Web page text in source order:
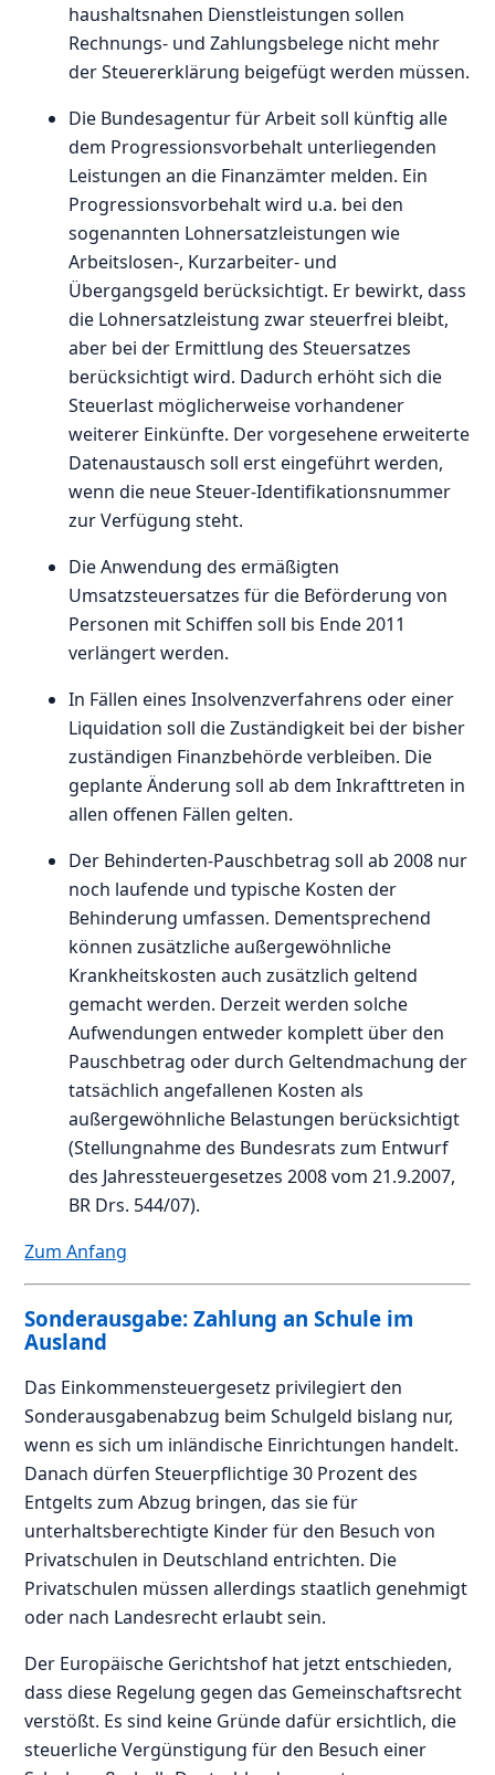
haushaltsnahen Dienstleistungen sollen
Rechnungs- und Zahlungsbelege nicht mehr
der Steuererklärung beigefügt werden müssen.
Die Bundesagentur für Arbeit soll künftig alle
dem Progressionsvorbehalt unterliegenden
Leistungen an die Finanzämter melden. Ein
Progressionsvorbehalt wird u.a. bei den
sogenannten Lohnersatzleistungen wie
Arbeitslosen-, Kurzarbeiter- und
Übergangsgeld berücksichtigt. Er bewirkt, dass
die Lohnersatzleistung zwar steuerfrei bleibt,
aber bei der Ermittlung des Steuersatzes
berücksichtigt wird. Dadurch erhöht sich die
Steuerlast möglicherweise vorhandener
weiterer Einkünfte. Der vorgesehene erweiterte
Datenaustausch soll erst eingeführt werden,
wenn die neue Steuer-Identifikationsnummer
zur Verfügung steht.
Die Anwendung des ermäßigten
Umsatzsteuersatzes für die Beförderung von
Personen mit Schiffen soll bis Ende 2011
verlängert werden.
In Fällen eines Insolvenzverfahrens oder einer
Liquidation soll die Zuständigkeit bei der bisher
zuständigen Finanzbehörde verbleiben. Die
geplante Änderung soll ab dem Inkrafttreten in
allen offenen Fällen gelten.
Der Behinderten-Pauschbetrag soll ab 2008 nur
noch laufende und typische Kosten der
Behinderung umfassen. Dementsprechend
können zusätzliche außergewöhnliche
Krankheitskosten auch zusätzlich geltend
gemacht werden. Derzeit werden solche
Aufwendungen entweder komplett über den
Pauschbetrag oder durch Geltendmachung der
tatsächlich angefallenen Kosten als
außergewöhnliche Belastungen berücksichtigt
(Stellungnahme des Bundesrats zum Entwurf
des Jahressteuergesetzes 2008 vom 21.9.2007,
BR Drs. 544/07).
Zum Anfang
Sonderausgabe: Zahlung an Schule im
Ausland
Das Einkommensteuergesetz privilegiert den
Sonderausgabenabzug beim Schulgeld bislang nur,
wenn es sich um inländische Einrichtungen handelt.
Danach dürfen Steuerpflichtige 30 Prozent des
Entgelts zum Abzug bringen, das sie für
unterhaltsberechtigte Kinder für den Besuch von
Privatschulen in Deutschland entrichten. Die
Privatschulen müssen allerdings staatlich genehmigt
oder nach Landesrecht erlaubt sein.
Der Europäische Gerichtshof hat jetzt entschieden,
dass diese Regelung gegen das Gemeinschaftsrecht
verstößt. Es sind keine Gründe dafür ersichtlich, die
steuerliche Vergünstigung für den Besuch einer